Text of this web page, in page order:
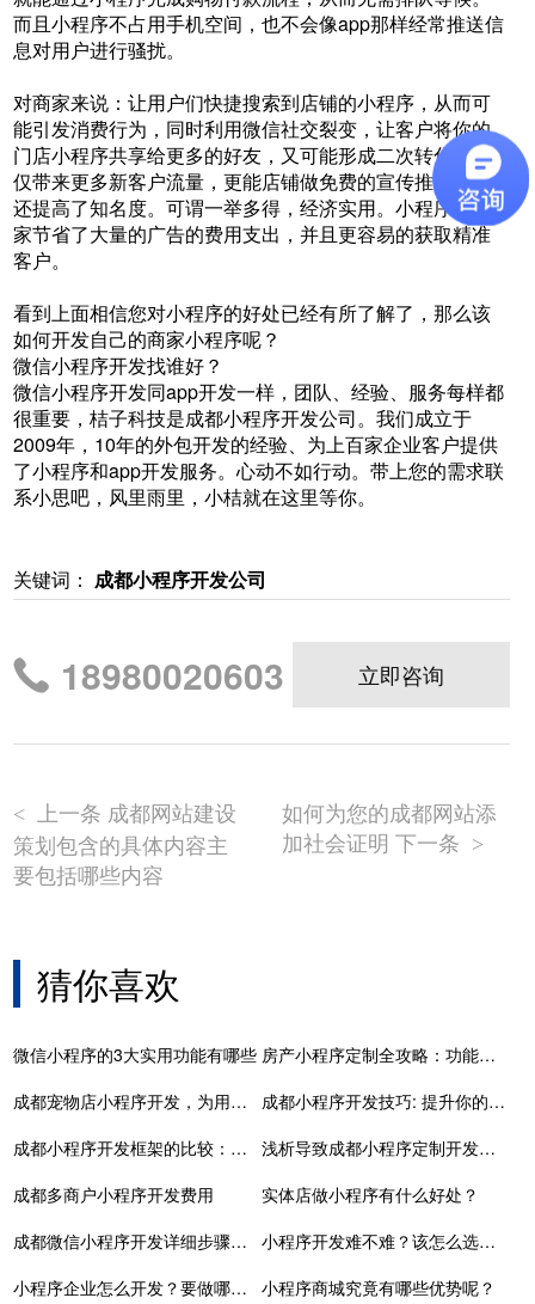
而且小程序不占用手机空间，也不会像app那样经常推送信
息对用户进行骚扰。
对商家来说：让用户们快捷搜索到店铺的小程序，从而可
能引发消费行为，同时利用微信社交裂变，让客户将你的
门店小程序共享给更多的好友，又可能形成二次转化，不
仅带来更多新客户流量，更能店铺做免费的宣传推广而且
还提高了知名度。可谓一举多得，经济实用。小程序为商
家节省了大量的广告的费用支出，并且更容易的获取精准
客户。
看到上面相信您对小程序的好处已经有所了解了，那么该
如何开发自己的商家小程序呢？
微信小程序开发找谁好？
微信小程序开发同app开发一样，团队、经验、服务每样都
很重要，桔子科技是成都小程序开发公司。我们成立于
2009年，10年的外包开发的经验、为上百家企业客户提供
了小程序和app开发服务。心动不如行动。带上您的需求联
系小思吧，风里雨里，小桔就在这里等你。
关键词：成都小程序开发公司
18980020603 立即咨询
<
上一条 成都网站建设
策划包含的具体内容主
要包括哪些内容
如何为您的成都网站添
加社会证明 下一条 >
猜你喜欢
微信小程序的3大实用功能有哪些
房产小程序定制全攻略：功能、优势与案例解析
成都宠物店小程序开发，为用户提供更加全面的宠物服务
成都小程序开发技巧: 提升你的小程序开发技能
成都小程序开发框架的比较：选用最适合你的开发工具
浅析导致成都小程序定制开发价格较高的三大原因
成都多商户小程序开发费用
实体店做小程序有什么好处？
成都微信小程序开发详细步骤（小程序开发流程）
小程序开发难不难？该怎么选择开发方式？
小程序企业怎么开发？要做哪些准备工作？
小程序商城究竟有哪些优势呢？